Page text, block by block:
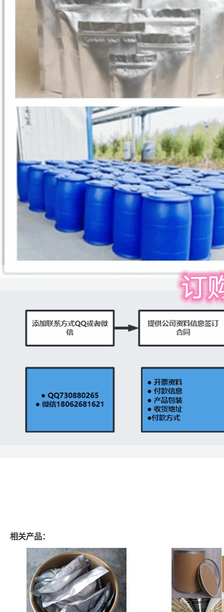
相关产品：